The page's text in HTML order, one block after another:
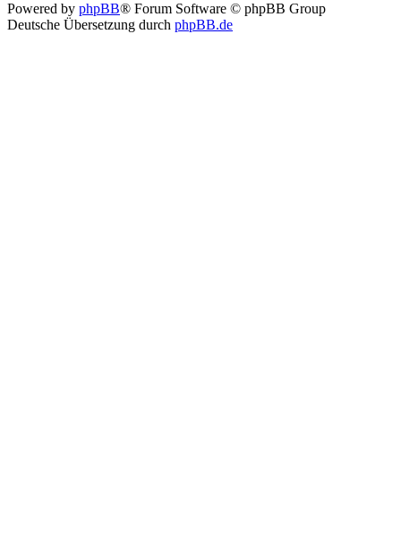
Powered by phpBB® Forum Software © phpBB Group
Deutsche Übersetzung durch phpBB.de